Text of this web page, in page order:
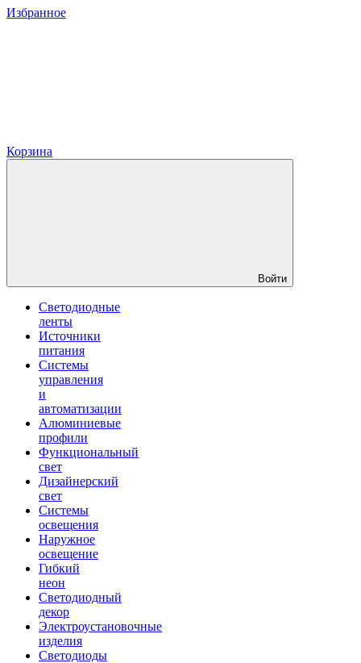
Избранное
Корзина
Войти
Светодиодные
ленты
Источники
питания
Системы
управления
и
автоматизации
Алюминиевые
профили
Функциональный
свет
Дизайнерский
свет
Системы
освещения
Наружное
освещение
Гибкий
неон
Светодиодный
декор
Электроустановочные
изделия
Светодиоды